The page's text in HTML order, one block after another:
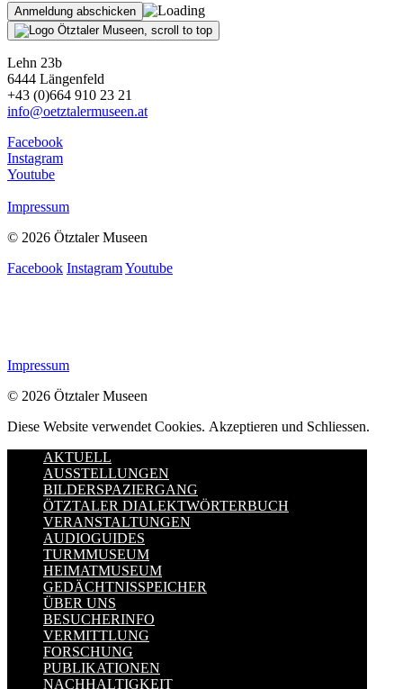
Lehn 23b
6444 Längenfeld
+43 (0)664 910 23 21
info@oetztalermuseen.at
Facebook
Instagram
Youtube
Impressum
© 2026 Ötztaler Museen
Facebook InstagramYoutube
Impressum
© 2026 Ötztaler Museen
Diese Website verwendet Cookies. Akzeptieren und Schliessen.
AKTUELL
AUSSTELLUNGEN
BILDERSPAZIERGANG
ÖTZTALER DIALEKTWÖRTERBUCH
VERANSTALTUNGEN
AUDIOGUIDES
TURMMUSEUM
HEIMATMUSEUM
GEDÄCHTNISSPEICHER
ÜBER UNS
BESUCHERINFO
VERMITTLUNG
FORSCHUNG
PUBLIKATIONEN
NACHHALTIGKEIT